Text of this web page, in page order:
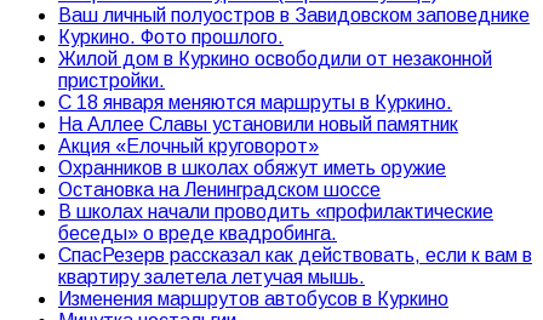
Ваш личный полуостров в Завидовском заповеднике
Куркино. Фото прошлого.
Жилой дом в Куркино освободили от незаконной
пристройки.
С 18 января меняются маршруты в Куркино.
На Аллее Славы установили новый памятник
Акция «Елочный круговорот»
Охранников в школах обяжут иметь оружие
Остановка на Ленинградском шоссе
В школах начали проводить «профилактические
беседы» о вреде квадробинга.
СпасРезерв рассказал как действовать, если к вам в
квартиру залетела летучая мышь.
Изменения маршрутов автобусов в Куркино